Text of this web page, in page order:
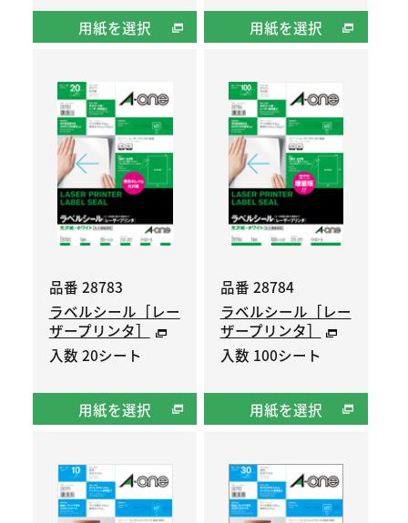
用紙を選択 用紙を選択
品番 28783
ラベルシール［レー
ザープリンタ］
入数 20シート
用紙を選択
品番 28784
ラベルシール［レー
ザープリンタ］
入数 100シート
用紙を選択